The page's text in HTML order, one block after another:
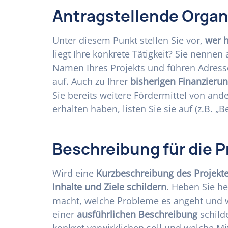
Antragstellende
Unter diesem Punkt stellen Sie vor, wer
liegt Ihre konkrete Tätigkeit? Sie
Namen Ihres Projekts und führen
auf. Auch zu Ihrer bisherigen
Sie bereits weitere Fördermittel von
erhalten haben, listen Sie sie auf (z.B.
Beschreibung für die
Wird eine Kurzbeschreibung des
Inhalte und Ziele schildern. Heben Sie
macht, welche Probleme es angeht und
einer ausführlichen Beschreibung